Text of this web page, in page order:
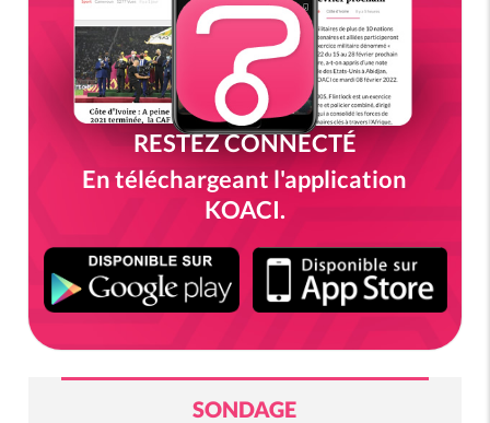
RESTEZ CONNECTÉ
En téléchargeant l'application
KOACI.
SONDAGE